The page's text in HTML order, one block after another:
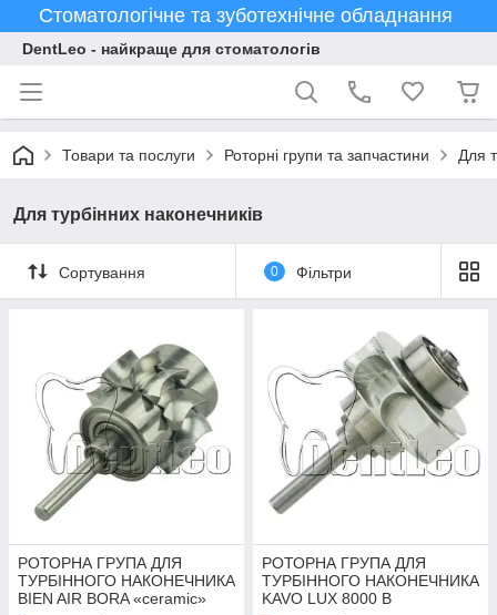
Стоматологічне та зуботехнічне обладнання
DentLeo - найкраще для стоматологів
Товари та послуги Роторні групи та запчастини Для
Для турбінних наконечників
Сортування 0 Фільтри
РОТОРНА ГРУПА ДЛЯ
ТУРБІННОГО НАКОНЕЧНИКА
BIEN AIR BORA «ceramic»
РОТОРНА ГРУПА ДЛЯ
ТУРБІННОГО НАКОНЕЧНИКА
KAVO LUX 8000 B